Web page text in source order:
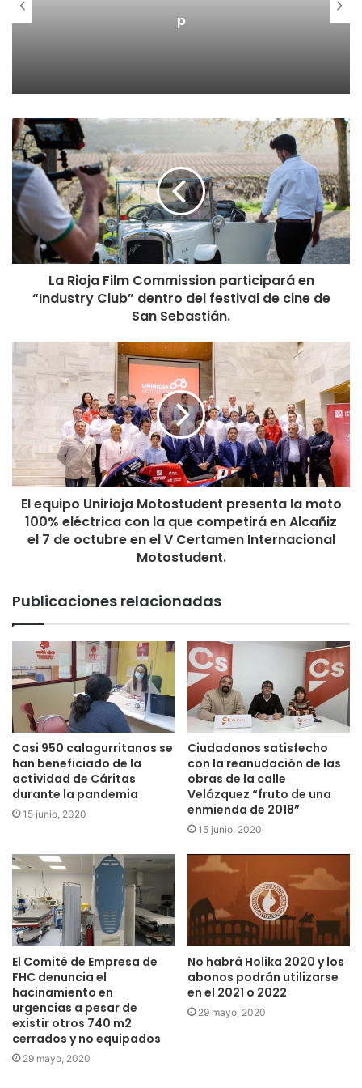
p
La Rioja Film Commission participará en
“Industry Club” dentro del festival de cine de
San Sebastián.
El equipo Unirioja Motostudent presenta la moto
100% eléctrica con la que competirá en Alcañiz
el 7 de octubre en el V Certamen Internacional
Motostudent.
Publicaciones relacionadas
Casi 950 calagurritanos se
han beneficiado de la
actividad de Cáritas
durante la pandemia
15 junio, 2020
Ciudadanos satisfecho
con la reanudación de las
obras de la calle
Velázquez “fruto de una
enmienda de 2018”
15 junio, 2020
El Comité de Empresa de
FHC denuncia el
hacinamiento en
urgencias a pesar de
existir otros 740 m2
cerrados y no equipados
29 mayo, 2020
No habrá Holika 2020 y los
abonos podrán utilizarse
en el 2021 o 2022
29 mayo, 2020